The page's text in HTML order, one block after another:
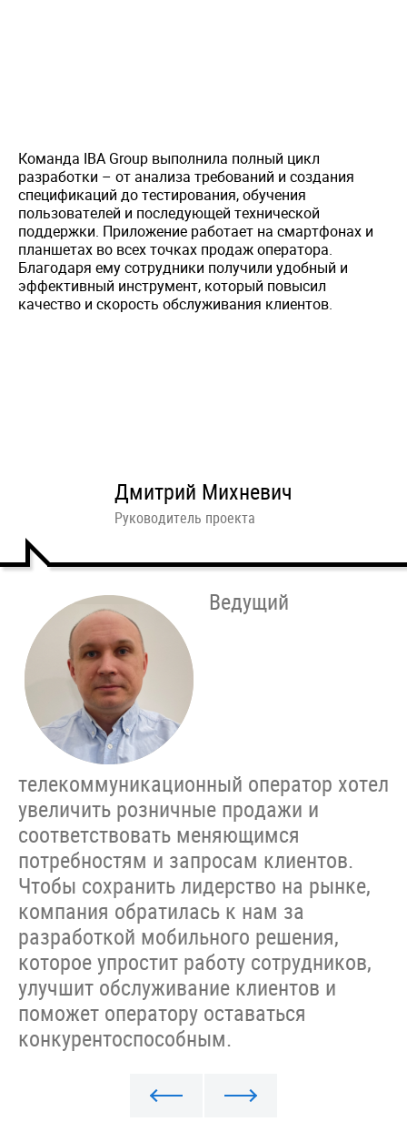
Команда IBA Group выполнила полный цикл
разработки – от анализа требований и создания
спецификаций до тестирования, обучения
пользователей и последующей технической
поддержки. Приложение работает на смартфонах и
планшетах во всех точках продаж оператора.
Благодаря ему сотрудники получили удобный и
эффективный инструмент, который повысил
качество и скорость обслуживания клиентов.
Ведущий
телекоммуникационный оператор хотел
увеличить розничные продажи и
соответствовать меняющимся
потребностям и запросам клиентов.
Чтобы сохранить лидерство на рынке,
компания обратилась к нам за
разработкой мобильного решения,
которое упростит работу сотрудников,
улучшит обслуживание клиентов и
поможет оператору оставаться
конкурентоспособным.
Дмитрий Михневич
Руководитель проекта